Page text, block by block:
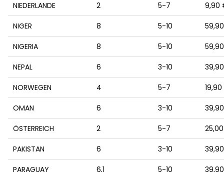
NIEDERLANDE 2 5-7 9,90
NIGER 8 5-10
NIGERIA 8 5-10
NEPAL 6 3-10
NORWEGEN 4 5-7
OMAN 6 3-10
ÖSTERREICH 2 5-7
PAKISTAN 6 3-10
PARAGUAY 6,1 5-10